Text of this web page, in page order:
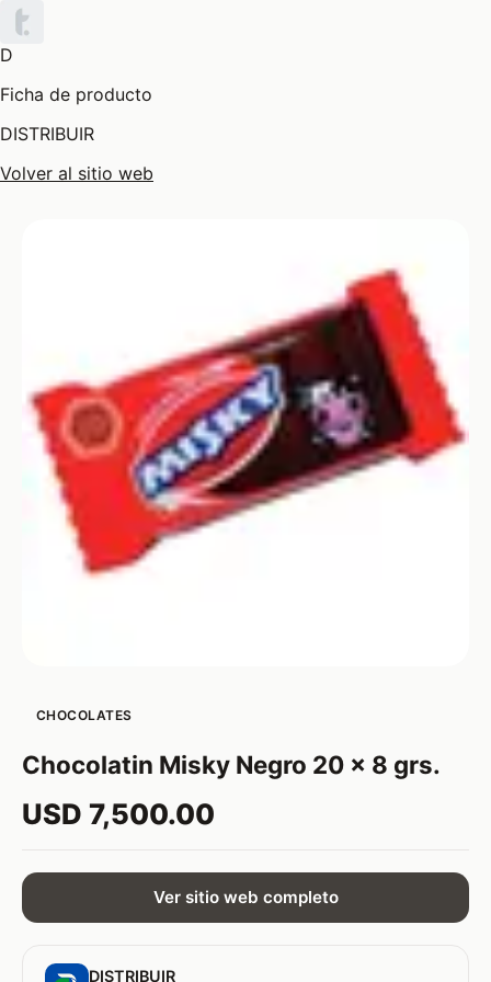
D
Ficha de producto
DISTRIBUIR
Volver al sitio web
CHOCOLATES
Chocolatin Misky Negro 20 x 8 grs.
USD 7,500.00
Ver sitio web completo
DISTRIBUIR